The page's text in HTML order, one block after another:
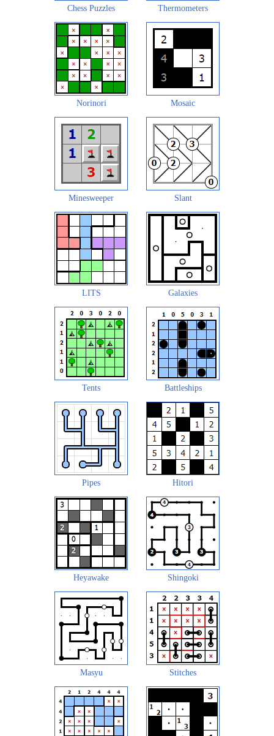
Chess Puzzles Thermometers
Norinori Mosaic
Minesweeper Slant
LITS Galaxies
Tents Battleships
Pipes Hitori
Heyawake Shingoki
Masyu Stitches